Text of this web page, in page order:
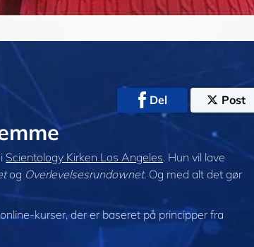
Del Post
Scientology Kirken Los Angeles. Hun vil lave
og Overlevelsesrundownet. Og med alt det gør
kurser, der er baseret på principper fra